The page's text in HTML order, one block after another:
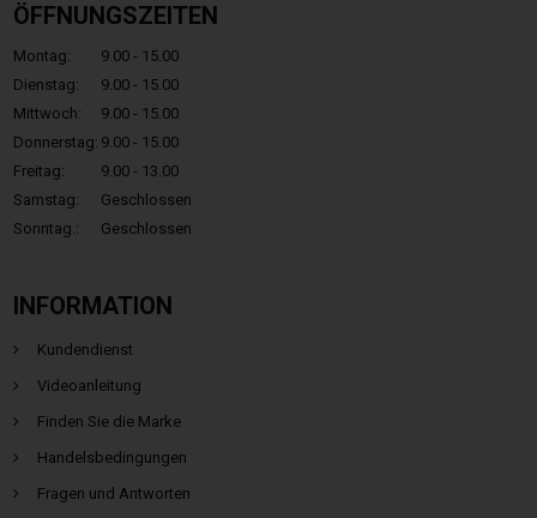
ÖFFNUNGSZEITEN
Montag:
9.00 - 15.00
Dienstag:
9.00 - 15.00
Mittwoch:
9.00 - 15.00
Donnerstag: 9.00 - 15.00
Freitag:
9.00 - 13.00
Samstag:
Geschlossen
Sonntag.:
Geschlossen
INFORMATION
Kundendienst
Videoanleitung
Finden Sie die Marke
Handelsbedingungen
Fragen und Antworten